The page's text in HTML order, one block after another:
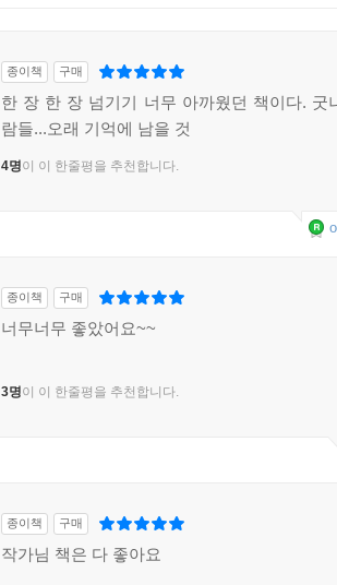
종이책 구매
한 장 한 장 넘기기 너무 아까웠던 책이다. 굿
람들...오래 기억에 남을 것
4명이 이 한줄평을 추천합니다.
종이책 구매
너무너무 좋았어요~~
3명이 이 한줄평을 추천합니다.
종이책 구매
작가님 책은 다 좋아요